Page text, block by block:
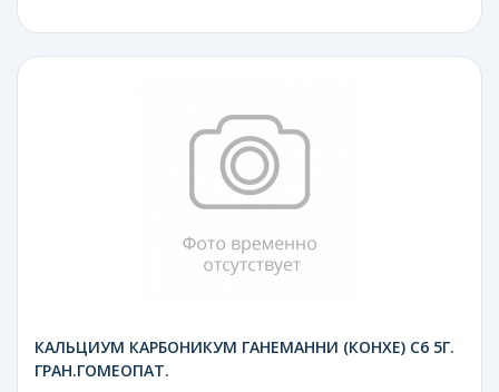
КАЛЬЦИУМ КАРБОНИКУМ ГАНЕМАННИ (КОНХЕ) С6 5Г.
ГРАН.ГОМЕОПАТ.